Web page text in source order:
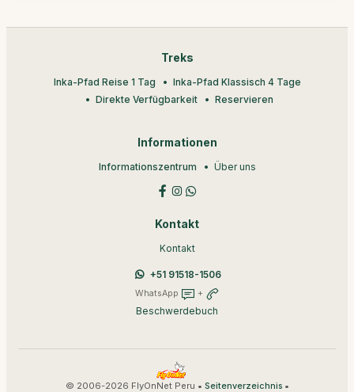
Treks
Inka-Pfad Reise 1 Tag
Inka-Pfad Klassisch 4 Tage
Direkte Verfügbarkeit
Reservieren
Informationen
Informationszentrum Über uns
Kontakt
Kontakt
+51 91518-1506
WhatsApp +
Beschwerdebuch
© 2006-2026 FlyOnNet Peru • Seitenverzeichnis•